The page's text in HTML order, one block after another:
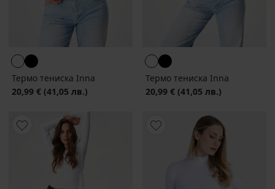
Термо тениска Inna
20,99 € (41,05 лв.)
Термо тениска Inna
20,99 € (41,05 лв.)